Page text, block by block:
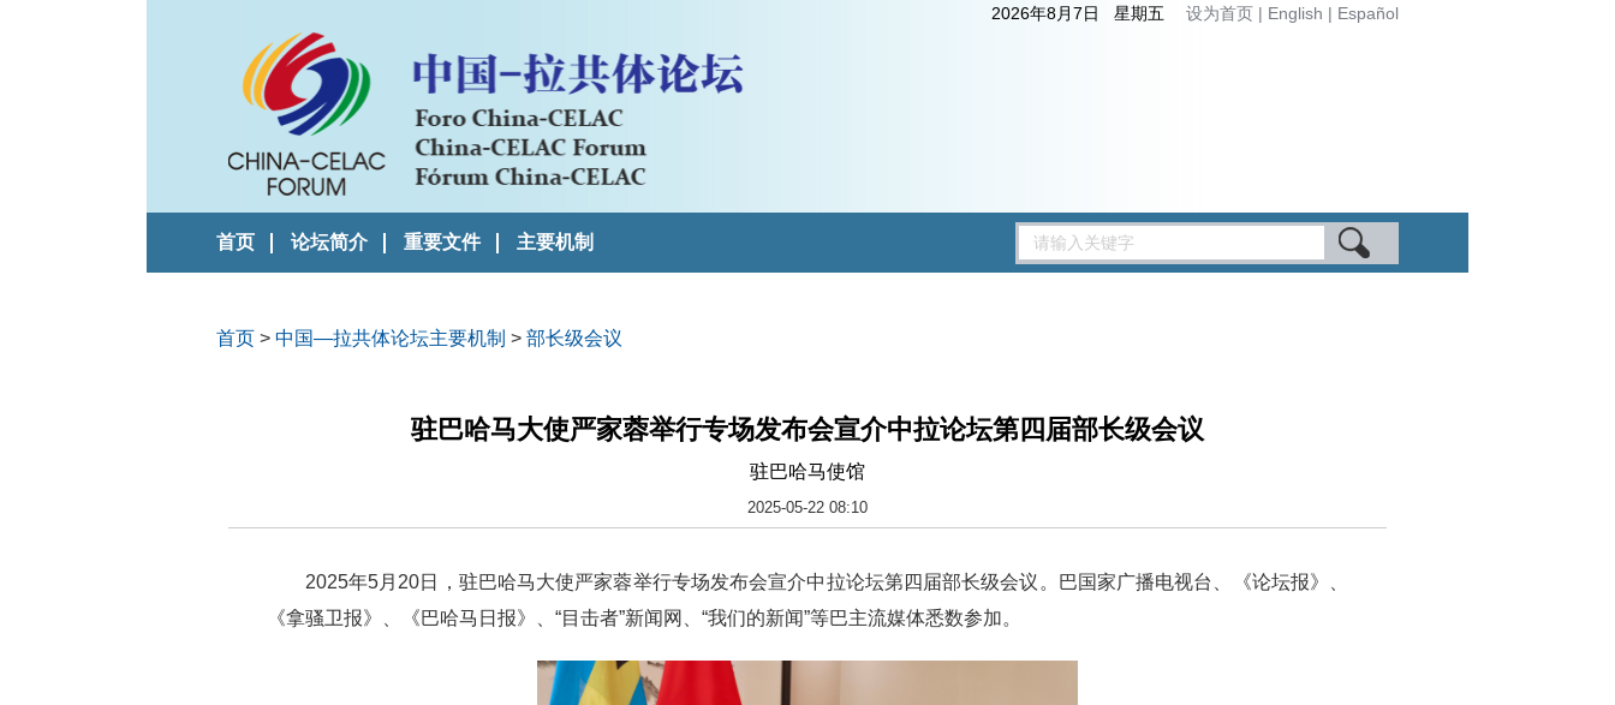
2026年8月7日 星期五 设为首页 | English | Español
首页 论坛简介 重要文件 主要机制
首页 > 中国—拉共体论坛主要机制 > 部长级会议
驻巴哈马大使严家蓉举行专场发布会宣介中拉论坛第四届部长级会议
驻巴哈马使馆
2025-05-22 08:10
2025年5月20日，驻巴哈马大使严家蓉举行专场发布会宣介中拉论坛第四届部长级会议。巴国家广播电视台、《论坛报》、
《拿骚卫报》、《巴哈马日报》、“目击者”新闻网、“我们的新闻”等巴主流媒体悉数参加。